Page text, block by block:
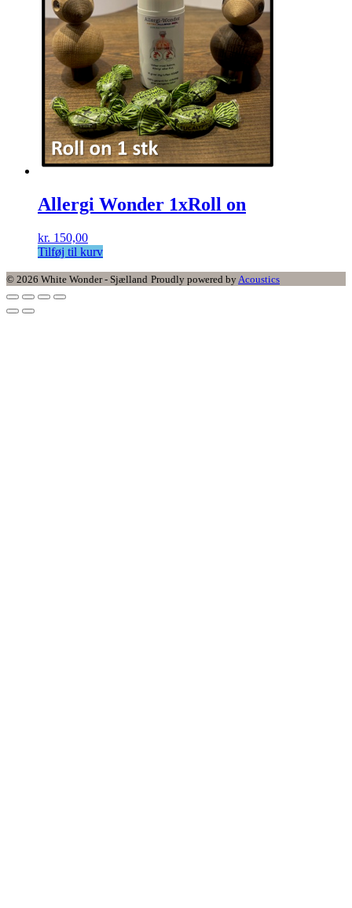
Allergi Wonder 1xRoll on
kr. 150,00
Tilføj til kurv
© 2026 White Wonder - Sjælland Proudly powered by Acoustics